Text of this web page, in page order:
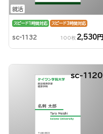
就活
スピード1時間対応 スピード3時間対応
sc-1132 100枚 2,530円
sc-1120